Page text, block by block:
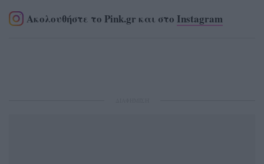
Ακολουθήστε το Pink.gr και στο Instagram